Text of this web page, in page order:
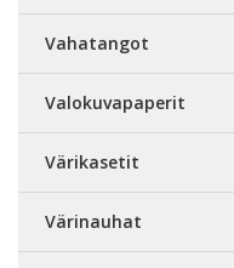
Vahatangot
Valokuvapaperit
Värikasetit
Värinauhat